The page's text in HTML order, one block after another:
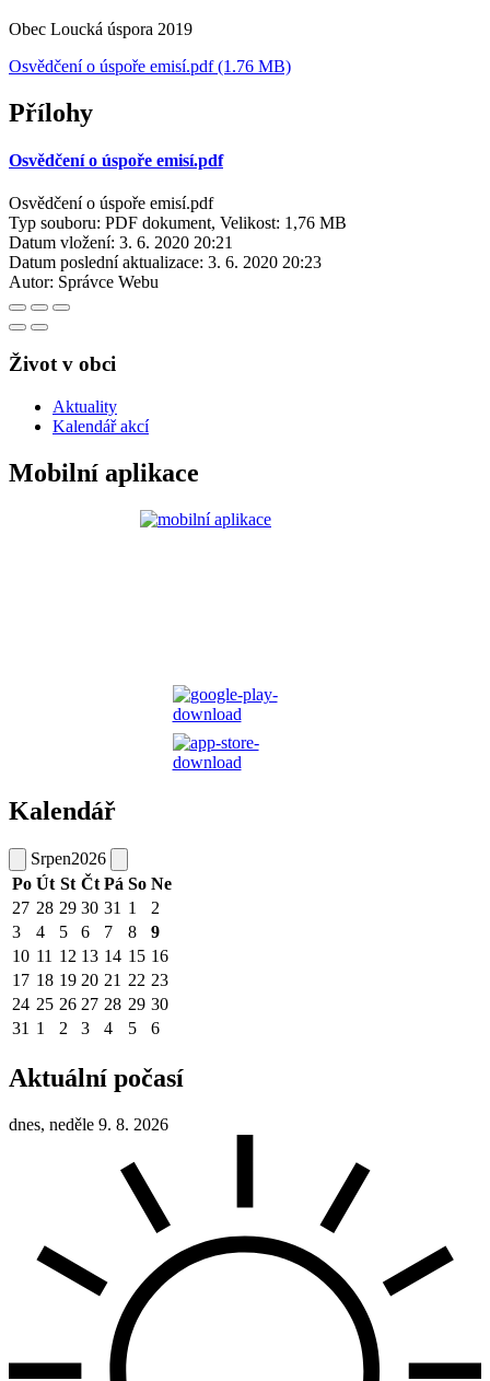
Obec Loucká úspora 2019
Osvědčení o úspoře emisí.pdf (1.76 MB)
Přílohy
Osvědčení o úspoře emisí.pdf
Osvědčení o úspoře emisí.pdf
Typ souboru: PDF dokument, Velikost: 1,76 MB
Datum vložení: 3. 6. 2020 20:21
Datum poslední aktualizace: 3. 6. 2020 20:23
Autor: Správce Webu
Život v obci
Aktuality
Kalendář akcí
Mobilní aplikace
Kalendář
Srpen2026
Po Út St Čt Pá So Ne
27 28 29 30 31 1
2
3
4 5 6 7 8
9
10 11 12 13 14 15 16
17 18 19 20 21 22 23
24 25 26 27 28 29 30
31 1 2 3 4 5 6
Aktuální počasí
dnes, neděle 9. 8. 2026